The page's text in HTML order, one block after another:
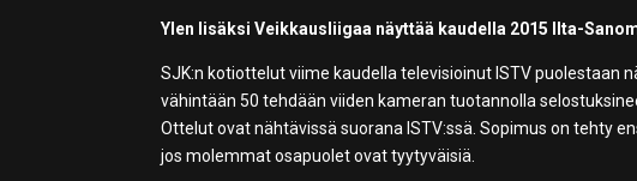
Ylen lisäksi Veikkausliigaa näyttää kaudella 2015 Ilta-
SJK:n kotiottelut viime kaudella televisioinut ISTV puolestaan
vähintään 50 tehdään viiden kameran tuotannolla
Ottelut ovat nähtävissä suorana ISTV:ssä. Sopimus on tehty
jos molemmat osapuolet ovat tyytyväisiä.